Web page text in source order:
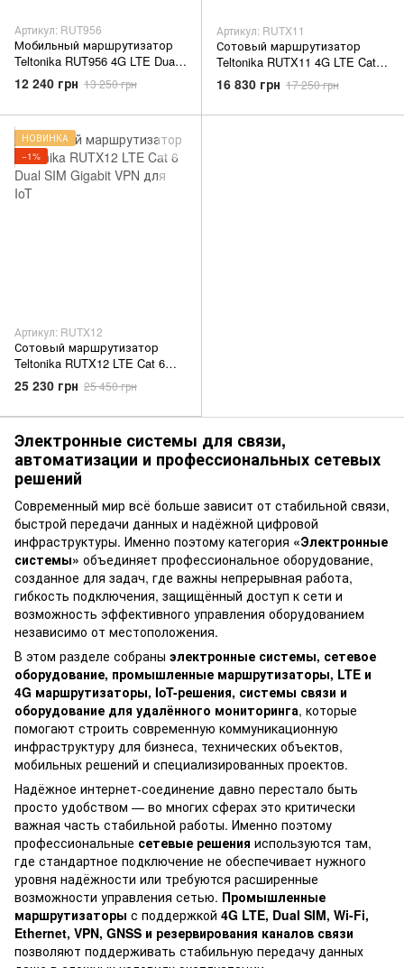
Электронные системы для связи,
автоматизации и профессиональных сетевых
решений
Современный мир всё больше зависит от стабильной связи,
быстрой передачи данных и надёжной цифровой
инфраструктуры. Именно поэтому категория «Электронные
системы» объединяет профессиональное оборудование,
созданное для задач, где важны непрерывная работа,
гибкость подключения, защищённый доступ к сети и
возможность эффективного управления оборудованием
независимо от местоположения.
В этом разделе собраны электронные системы, сетевое
оборудование, промышленные маршрутизаторы, LTE и
4G маршрутизаторы, IoT-решения, системы связи и
оборудование для удалённого мониторинга, которые
помогают строить современную коммуникационную
инфраструктуру для бизнеса, технических объектов,
мобильных решений и специализированных проектов.
Надёжное интернет-соединение давно перестало быть
просто удобством — во многих сферах это критически
важная часть стабильной работы. Именно поэтому
профессиональные сетевые решения используются там,
где стандартное подключение не обеспечивает нужного
уровня надёжности или требуются расширенные
возможности управления сетью. Промышленные
маршрутизаторы с поддержкой 4G LTE, Dual SIM, Wi-Fi,
Ethernet, VPN, GNSS и резервирования каналов связи
позволяют поддерживать стабильную передачу данных
Артикул: RUT956
Мобильный маршрутизатор
Teltonika RUT956 4G LTE Dual
SIM с GNSS, RS232, RS485,
Wi-Fi
12 240 грн 13 250 грн
Артикул: RUTX11
Сотовый маршрутизатор
Teltonika RUTX11 4G LTE Cat 6
Dual SIM Gigabit Wi-Fi
16 830 грн 17 250 грн
НОВИНКА
−1%
Артикул: RUTX12
Сотовый маршрутизатор
Teltonika RUTX12 LTE Cat 6
Dual SIM Gigabit VPN для IoT
25 230 грн 25 450 грн